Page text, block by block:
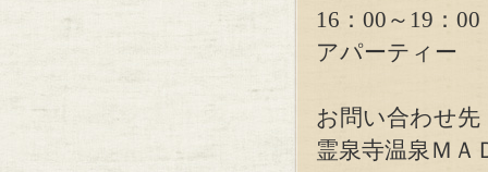
16：00～19：
アパーティー
お問い合わせ
霊泉寺温泉ＭＡ